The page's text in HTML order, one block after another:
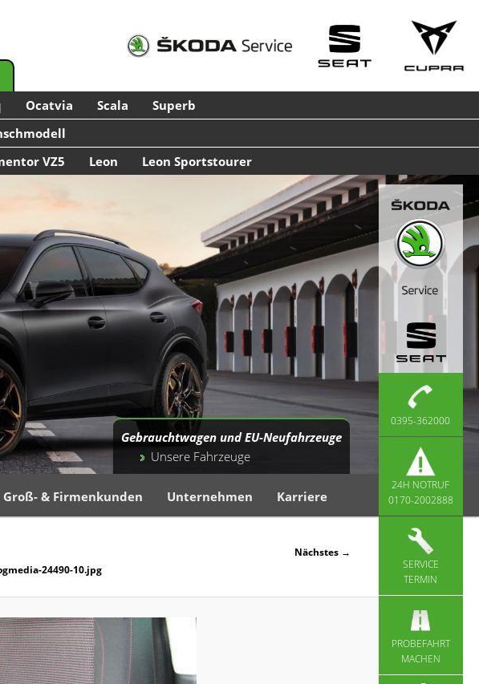
Ocatvia Scala
Superb
VZ5 Leon Leon Sportstourer
Gebrauchtwagen und EU-Neufahrzeuge
Unsere Fahrzeuge
0395-362000
24H NOTRUF
0170-2002888
SERVICE
TERMIN
PROBEFAHRT
MACHEN
Groß- & Firmenkunden Unternehmen Karriere
Nächstes →
24490-10.jpg